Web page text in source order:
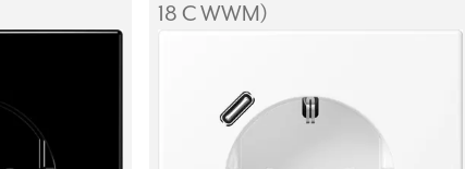
18 C WWM)